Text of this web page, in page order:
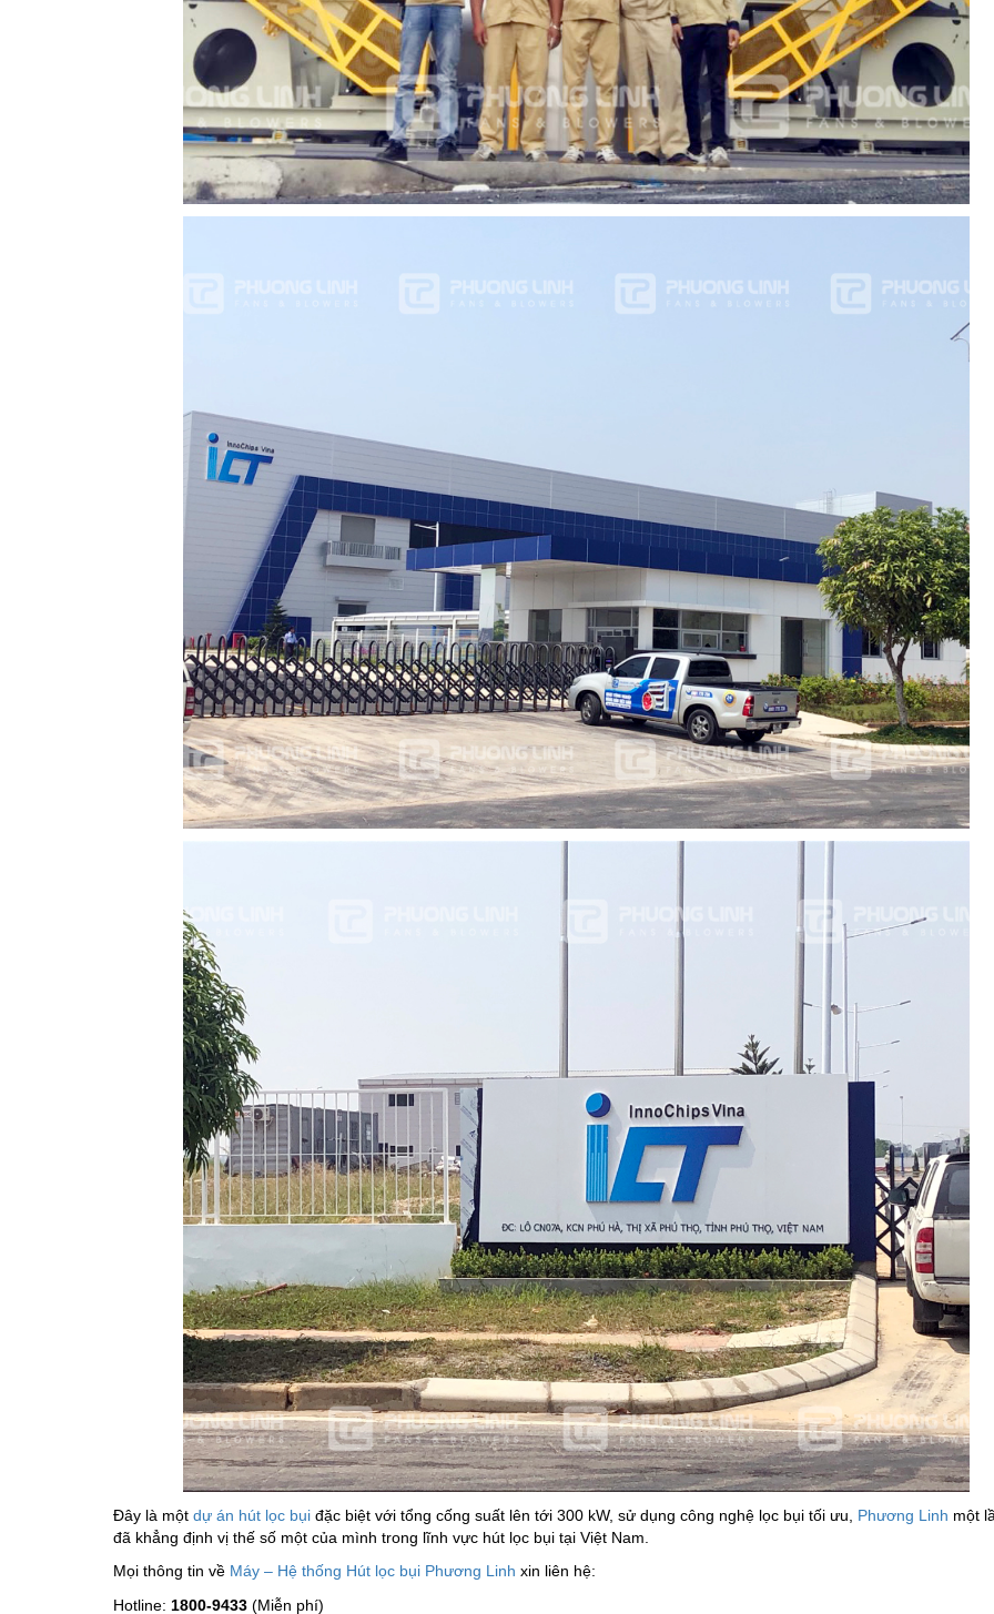
Đây là một dự án hút lọc bụi đặc biệt với tổng cống suất lên tới 300 kW, sử dụng công nghệ lọc bụi tối ưu, Phương Linh một
đã khẳng định vị thế số một của mình trong lĩnh vực hút lọc bụi tại Việt Nam.
Mọi thông tin về Máy – Hệ thống Hút lọc bụi Phương Linh xin liên hệ:
Hotline: 1800-9433 (Miễn phí)